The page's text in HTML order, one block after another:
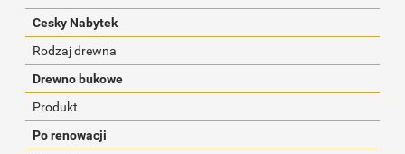
Cesky Nabytek
Rodzaj drewna
Drewno bukowe
Produkt
Po renowacji